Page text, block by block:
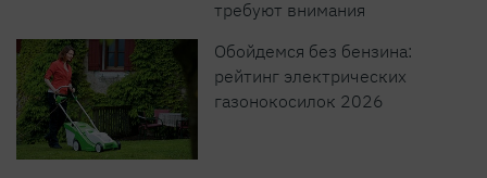
требуют внимания
Обойдемся без бензина:
рейтинг электрических
газонокосилок 2026